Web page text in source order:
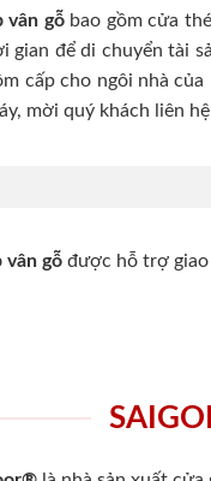
vân gỗbao gồm cửa
gian để di chuyển tài
cấp cho ngôi nhà
mời quý khách liên
vân gỗ được hỗ trợ giao